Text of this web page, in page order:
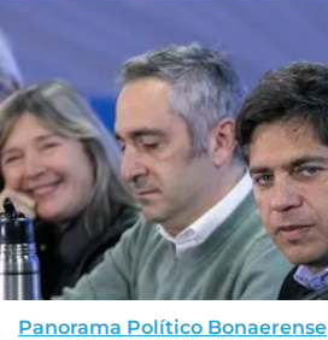
Panorama Político Bonaerense